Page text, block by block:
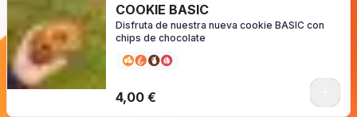
COOKIE BASIC
Disfruta de nuestra nueva cookie BASIC con
chips de chocolate
4,00 €